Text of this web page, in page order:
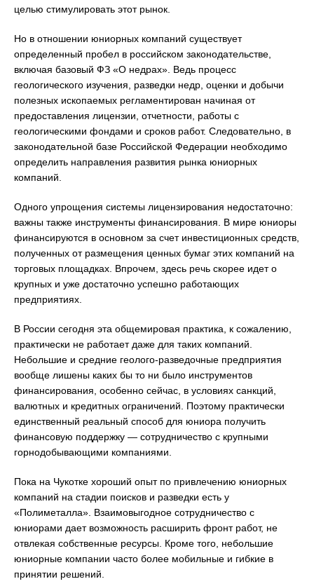
целью стимулировать этот рынок.
Но в отношении юниорных компаний существует
определенный пробел в российском законодательстве,
включая базовый ФЗ «О недрах». Ведь процесс
геологического изучения, разведки недр, оценки и добычи
полезных ископаемых регламентирован начиная от
предоставления лицензии, отчетности, работы с
геологическими фондами и сроков работ. Следовательно, в
законодательной базе Российской Федерации необходимо
определить направления развития рынка юниорных
компаний.
Одного упрощения системы лицензирования недостаточно:
важны также инструменты финансирования. В мире юниоры
финансируются в основном за счет инвестиционных средств,
полученных от размещения ценных бумаг этих компаний на
торговых площадках. Впрочем, здесь речь скорее идет о
крупных и уже достаточно успешно работающих
предприятиях.
В России сегодня эта общемировая практика, к сожалению,
практически не работает даже для таких компаний.
Небольшие и средние геолого-разведочные предприятия
вообще лишены каких бы то ни было инструментов
финансирования, особенно сейчас, в условиях санкций,
валютных и кредитных ограничений. Поэтому практически
единственный реальный способ для юниора получить
финансовую поддержку — сотрудничество с крупными
горнодобывающими компаниями.
Пока на Чукотке хороший опыт по привлечению юниорных
компаний на стадии поисков и разведки есть у
«Полиметалла». Взаимовыгодное сотрудничество с
юниорами дает возможность расширить фронт работ, не
отвлекая собственные ресурсы. Кроме того, небольшие
юниорные компании часто более мобильные и гибкие в
принятии решений.